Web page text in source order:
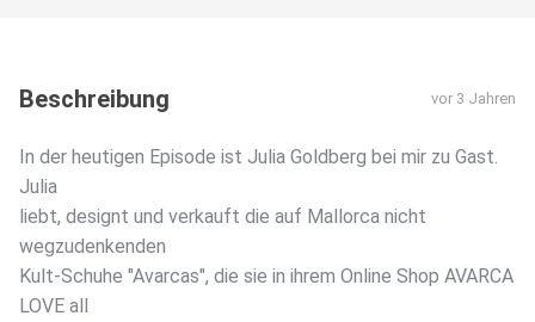
Beschreibung vor 3 Jahren
In der heutigen Episode ist Julia Goldberg bei mir zu Gast.
Julia
liebt, designt und verkauft die auf Mallorca nicht
wegzudenkenden
Kult-Schuhe "Avarcas", die sie in ihrem Online Shop AVARCA
LOVE all